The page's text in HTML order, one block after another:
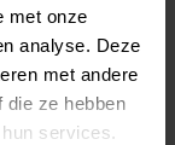
met onze
analyse. Deze
met andere
die ze hebben
services.
21%
14%
64%